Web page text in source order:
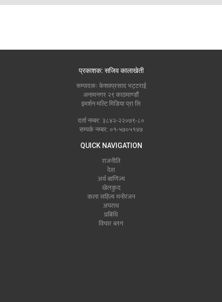
प्रकाशक: सजिव कालाखेती
सम्पादकः केशवप्रसाद भट्टराई
अनामनगर २९ काठमाण्डौं
इमर्शन मल्टि मिडिया प्रा लि
दर्ता नम्बर: ३८४२-२२०७९-८०
सम्पर्क नम्बर: ०१-५७०५१४७
QUICK NAVIGATION
राजनीति
देश
अर्थ बाणिज्य
खेलकुद
कला सहित्य मनोरंजन
अपराध
प्रबिधि
विचार ब्लग